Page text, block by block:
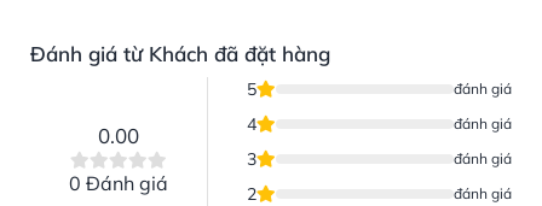
Đánh giá từ Khách đã đặt hàng
0.00
0 Đánh giá
5 đánh giá
4 đánh giá
3 đánh giá
2 đánh giá